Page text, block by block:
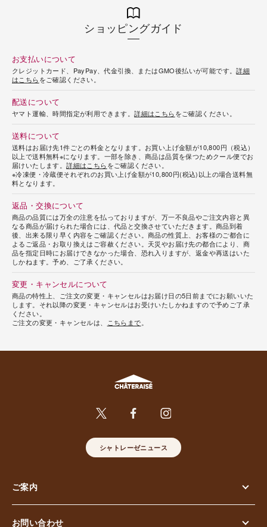
ショッピングガイド
お支払いについて
クレジットカード、PayPay、代金引換、またはGMO後払いが可能です。詳細
はこちらをご確認ください。
配送について
ヤマト運輸、時間指定が利用できます。詳細はこちらをご確認ください。
送料について
送料はお届け先1件ごとの料金となります。お買い上げ金額が10,800円（税込）
以上で送料無料※になります。一部を除き、商品は品質を保つためクール便でお
届けいたします。詳細はこちらをご確認ください。
※冷凍便・冷蔵便それぞれのお買い上げ金額が10,800円(税込)以上の場合送料無
料となります。
返品・交換について
商品の品質には万全の注意を払っておりますが、万一不良品やご注文内容と異
なる商品が届けられた場合には、代品と交換させていただきます。商品到着
後、出来る限り早く内容をご確認ください。商品の性質上、お客様のご都合に
よるご返品・お取り換えはご容赦ください。天災やお届け先の都合により、商
品を指定日時にお届けできなかった場合、恐れ入りますが、返金や再送はいた
しかねます。予め、ご了承ください。
変更・キャンセルについて
商品の特性上、ご注文の変更・キャンセルはお届け日の5日前までにお願いいた
します。それ以降の変更・キャンセルはお受けいたしかねますので予めご了承
ください。
ご注文の変更・キャンセルは、
こちらまで
シャトレーゼニュース
ご案内
お問い合わせ